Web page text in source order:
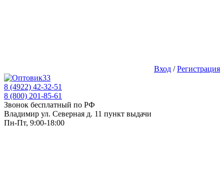
Вход /Регистрация
8 (4922) 42-32-51
8 (800) 201-85-61
Звонок бесплатный по РФ
Владимир ул. Северная д. 11 пункт выдачи
Пн-Пт, 9:00-18:00